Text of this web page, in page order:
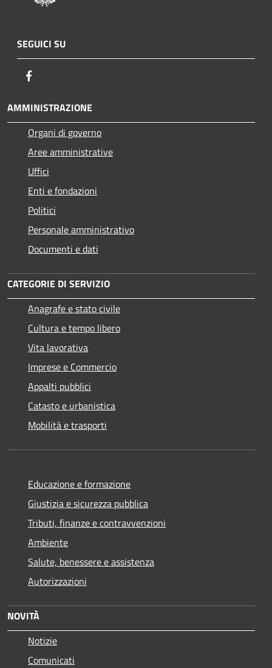
SEGUICI SU
AMMINISTRAZIONE
Organi di governo
Aree amministrative
Uffici
Enti e fondazioni
Politici
Personale amministrativo
Documenti e dati
CATEGORIE DI SERVIZIO
Anagrafe e stato civile
Cultura e tempo libero
Vita lavorativa
Imprese e Commercio
Appalti pubblici
Catasto e urbanistica
Mobilità e trasporti
Educazione e formazione
Giustizia e sicurezza pubblica
Tributi, finanze e contravvenzioni
Ambiente
Salute, benessere e assistenza
Autorizzazioni
NOVITÀ
Notizie
Comunicati